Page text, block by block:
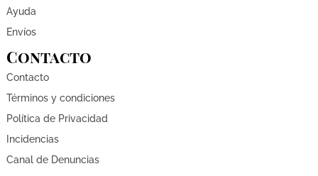
Ayuda
Envíos
Contacto
Contacto
Términos y condiciones
Política de Privacidad
Incidencias
Canal de Denuncias